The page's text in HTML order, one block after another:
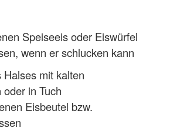
Speiseeis oder Eiswürfel
wenn er schlucken kann
Halses mit kalten
in Tuch
Eisbeutel bzw.